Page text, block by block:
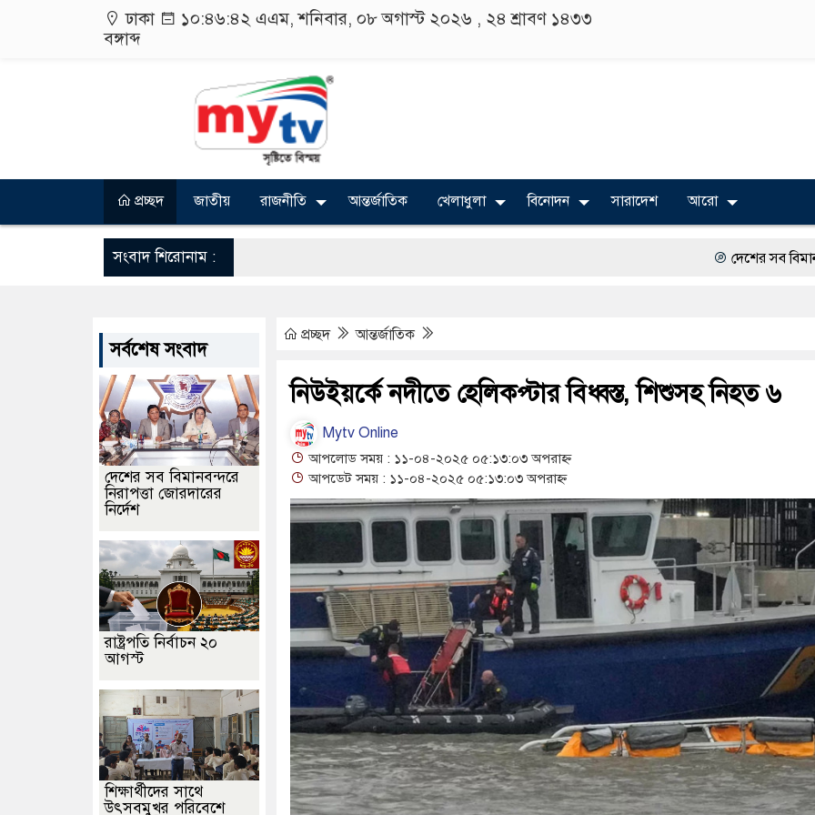
ঢাকা ১০:৪৬:৪৩ এএম, শনিবার, ০৮ অগাস্ট ২০২৬ , ২৪ শ্রাবণ ১৪৩৩
বঙ্গাব্দ
প্রচ্ছদ জাতীয় রাজনীতি আন্তর্জাতিক খেলাধুলা বিনোদন সারাদেশ আরো
সংবাদ শিরোনাম : দেশের সব বিমানবন্দরে
অত্যাচারের ছবি যেন আর
সারজিস-পাটোয়ারীসহ ১০
‘স্কুটি নাকি গোল্ড?’
১৫২২ পুলিশ সদস্যকে
সার্ককে আরও গতিশীল করতে
প্রধানমন্ত্রীর সঙ্গে নবনিযুক্ত
জামায়াত ফেরেশতাদের দল
প্রচ্ছদ আন্তর্জাতিক
নিউইয়র্কে নদীতে হেলিকপ্টার বিধ্বস্ত, শিশুসহ নিহত ৬
Mytv Online
আপলোড সময় : ১১-০৪-২০২৫ ০৫:১৩:০৩ অপরাহ্ন
আপডেট সময় : ১১-০৪-২০২৫ ০৫:১৩:০৩ অপরাহ্ন
সর্বশেষ সংবাদ
দেশের সব বিমানবন্দরে
নিরাপত্তা জোরদারের
নির্দেশ
রাষ্ট্রপতি নির্বাচন ২০
আগস্ট
শিক্ষার্থীদের সাথে
উৎসবমুখর পরিবেশে